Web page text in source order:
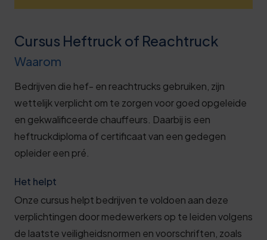
Cursus Heftruck of Reachtruck
Waarom
Bedrijven die hef- en reachtrucks gebruiken, zijn
wettelijk verplicht om te zorgen voor goed opgeleide
en gekwalificeerde chauffeurs. Daarbij is een
heftruckdiploma of certificaat van een gedegen
opleider een pré.
Het helpt
Onze cursus helpt bedrijven te voldoen aan deze
verplichtingen door medewerkers op te leiden volgens
de laatste veiligheidsnormen en voorschriften, zoals